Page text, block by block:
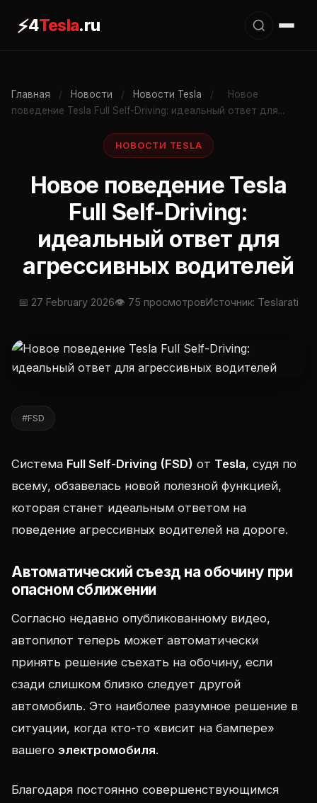
⚡4Tesla.ru
Главная / Новости / Новости Tesla /
Новое
поведение Tesla Full Self-Driving: идеальный ответ для...
НОВОСТИ TESLA
Новое поведение Tesla
Full Self-Driving:
идеальный ответ для
агрессивных водителей
📅 27 February 2026👁 75 просмотровИсточник: Teslarati
#FSD
Система Full Self-Driving (FSD) от Tesla, судя по
всему, обзавелась новой полезной функцией,
которая станет идеальным ответом на
поведение агрессивных водителей на дороге.
Автоматический съезд на обочину при
опасном сближении
Согласно недавно опубликованному видео,
автопилот теперь может автоматически
принять решение съехать на обочину, если
сзади слишком близко следует другой
автомобиль. Это наиболее разумное решение в
ситуации, когда кто-то «висит на бампере»
вашего электромобиля.
Благодаря постоянно совершенствующимся